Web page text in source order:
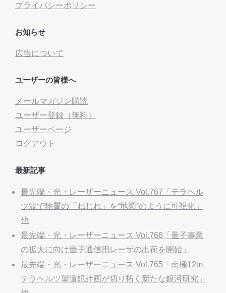
プライバシーポリシー
お知らせ
広告について
ユーザーの皆様へ
メールマガジン購読
ユーザー登録（無料）
ユーザーページ
ログアウト
最新記事
最先端・光・レーザーニュース Vol.767「テラヘル
ツ波で物質の「ねじれ」を“地図”のように可視化」
他
最先端・光・レーザーニュース Vol.766「量子事業
の拡大に向け量子通信用レーザの出荷を開始」
最先端・光・レーザーニュース Vol.765「南極12m
テラヘルツ望遠鏡計画が切り拓く新たな銀河研究」